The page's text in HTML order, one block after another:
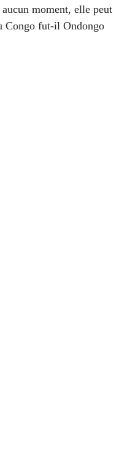
moment, elle peut
Congo fut-il Ondongo